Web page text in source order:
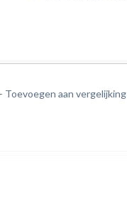
Toevoegen aan vergelijking